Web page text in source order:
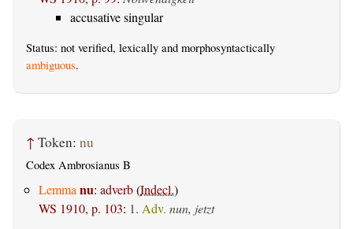
accusative singular
Status: not verified, lexically and morphosyntactically
ambiguous.
↑ Token: nu
Codex Ambrosianus B
Lemma nu: adverb(Indecl.)
WS 1910, p. 103: 1. Adv. nun, jetzt